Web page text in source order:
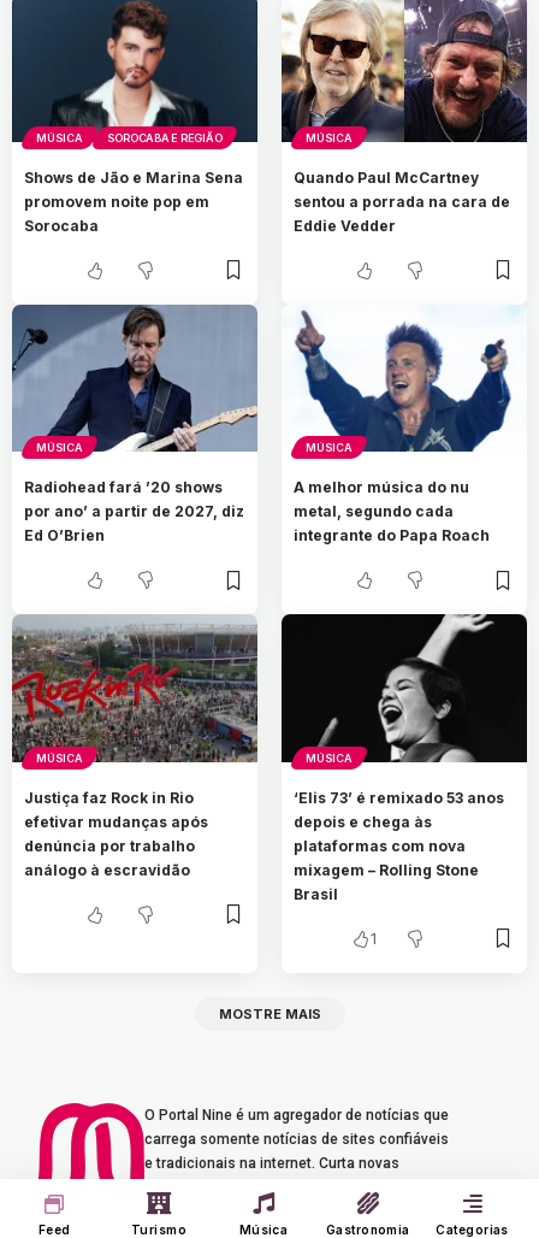
MÚSICA SOROCABA E REGIÃO
Shows de Jão e Marina Sena
promovem noite pop em
Sorocaba
MÚSICA
Quando Paul McCartney
sentou a porrada na cara de
Eddie Vedder
MÚSICA
Radiohead fará ’20 shows
por ano’ a partir de 2027, diz
Ed O’Brien
MÚSICA
A melhor música do nu
metal, segundo cada
integrante do Papa Roach
MÚSICA
Justiça faz Rock in Rio
efetivar mudanças após
denúncia por trabalho
análogo à escravidão
MÚSICA
‘Elis 73’ é remixado 53 anos
depois e chega às
plataformas com nova
mixagem – Rolling Stone
Brasil
1
MOSTRE MAIS
O Portal Nine é um agregador de notícias que
carrega somente notícias de sites confiáveis
e tradicionais na internet. Curta novas
gastronomia.
Feed Turismo Música Gastronomia Categorias